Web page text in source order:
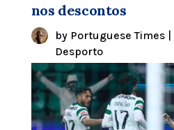
nos descontos
by Portuguese Times|
Desporto